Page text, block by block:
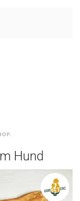
.
Hund